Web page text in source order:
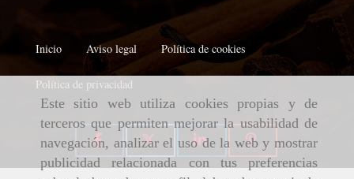
Este sitio web utiliza cookies propias y de
terceros que permiten mejorar la usabilidad de
navegación, analizar el uso de la web y mostrar
publicidad relacionada con tus preferencias
Inicio Aviso legal Política de cookies
Política de privacidad